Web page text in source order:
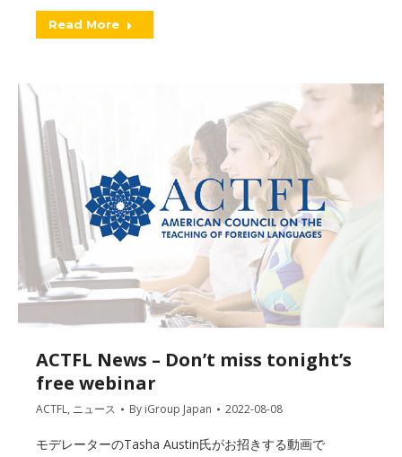
Read More
ACTFL News – Don’t miss tonight’s
free webinar
ACTFL, ニュース By iGroup Japan 2022-08-08
モデレーターのTasha Austin氏がお招きする動画で